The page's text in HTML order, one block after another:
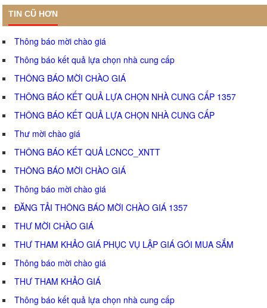
TIN CŨ HƠN
Thông báo mời chào giá
Thông báo kết quả lựa chọn nhà cung cấp
THÔNG BÁO MỜI CHÀO GIÁ
THÔNG BÁO KẾT QUẢ LỰA CHỌN NHÀ CUNG CẤP 1357
THÔNG BÁO KẾT QUẢ LỰA CHỌN NHÀ CUNG CẤP
Thư mời chào giá
THÔNG BÁO KẾT QUẢ LCNCC_XNTT
THÔNG BÁO MỜI CHÀO GIÁ
Thông báo mời chào giá
ĐĂNG TẢI THÔNG BÁO MỜI CHÀO GIÁ 1357
THƯ MỜI CHÀO GIÁ
THƯ THAM KHẢO GIÁ PHỤC VỤ LẬP GIÁ GÓI MUA SẮM
Thông báo mời chào giá
THƯ THAM KHẢO GIÁ
Thông báo kết quả lựa chọn nhà cung cấp